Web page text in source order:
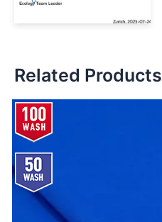
Related Products